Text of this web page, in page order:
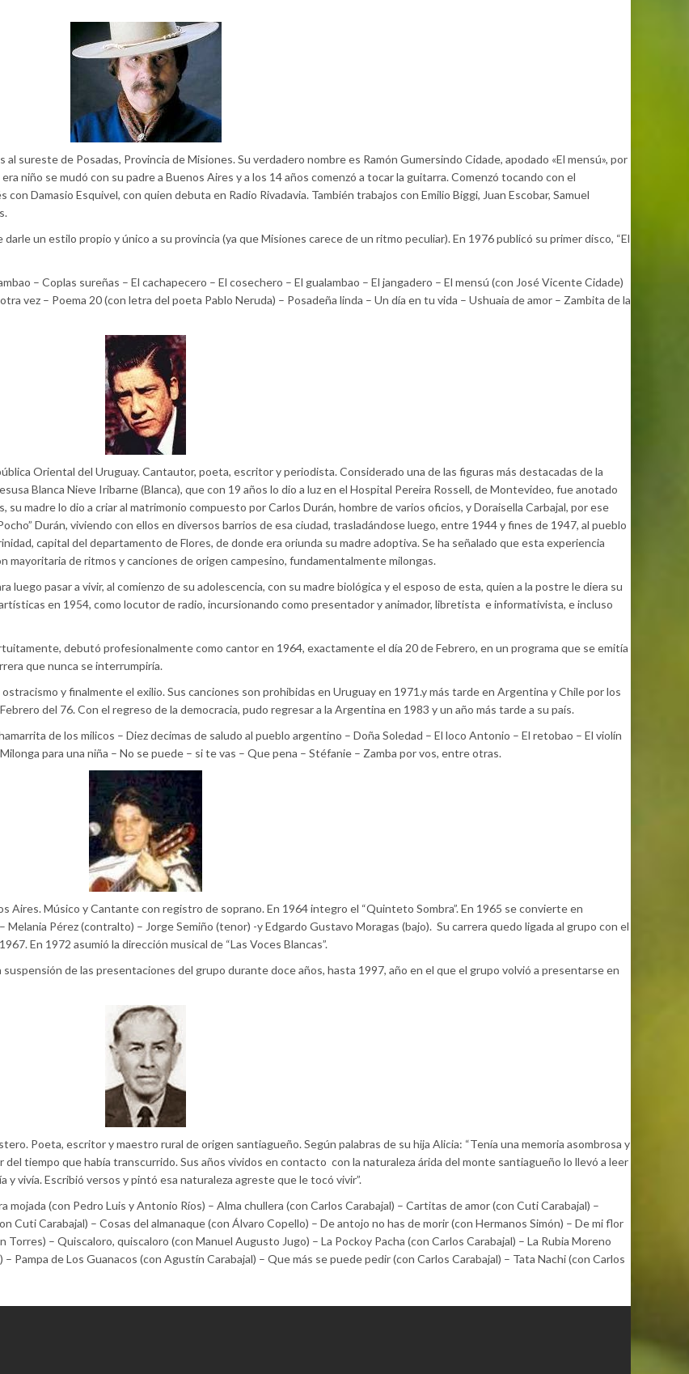
al sureste de Posadas, Provincia de Misiones. Su verdadero nombre es Ramón Gumersindo Cidade, apodado «El mensú», por
niño se mudó con su padre a Buenos Aires y a los 14 años comenzó a tocar la guitarra. Comenzó tocando con el
Damasio Esquivel, con quien debuta en Radio Rivadavia. También trabajos con Emilio Biggi, Juan Escobar, Samuel
un estilo propio y único a su provincia (ya que Misiones carece de un ritmo peculiar). En 1976 publicó su primer disco, “El
– Coplas sureñas – El cachapecero – El cosechero – El gualambao – El jangadero – El mensú (con José Vicente Cidade)
vez – Poema 20 (con letra del poeta Pablo Neruda) – Posadeña linda – Un día en tu vida – Ushuaia de amor – Zambita de la
Oriental del Uruguay. Cantautor, poeta, escritor y periodista. Considerado una de las figuras más destacadas de la
Blanca Nieve Iribarne (Blanca), que con 19 años lo dio a luz en el Hospital Pereira Rossell, de Montevideo, fue anotado
madre lo dio a criar al matrimonio compuesto por Carlos Durán, hombre de varios oficios, y Doraisella Carbajal, por ese
Durán, viviendo con ellos en diversos barrios de esa ciudad, trasladándose luego, entre 1944 y fines de 1947, al pueblo
capital del departamento de Flores, de donde era oriunda su madre adoptiva. Se ha señalado que esta experiencia
de ritmos y canciones de origen campesino, fundamentalmente milongas.
pasar a vivir, al comienzo de su adolescencia, con su madre biológica y el esposo de esta, quien a la postre le diera su
en 1954, como locutor de radio, incursionando como presentador y animador, libretista e informativista, e incluso
debutó profesionalmente como cantor en 1964, exactamente el día 20 de Febrero, en un programa que se emitía
que nunca se interrumpiría.
y finalmente el exilio. Sus canciones son prohibidas en Uruguay en 1971.y más tarde en Argentina y Chile por los
del 76. Con el regreso de la democracia, pudo regresar a la Argentina en 1983 y un año más tarde a su país.
de los milicos – Diez decimas de saludo al pueblo argentino – Doña Soledad – El loco Antonio – El retobao – El violín
para una niña – No se puede – si te vas – Que pena – Stéfanie – Zamba por vos, entre otras.
Aires. Músico y Cantante con registro de soprano. En 1964 integro el “Quinteto Sombra”. En 1965 se convierte en
Melania Pérez (contralto) – Jorge Semiño (tenor) -y Edgardo Gustavo Moragas (bajo). Su carrera quedo ligada al grupo con el
En 1972 asumió la dirección musical de “Las Voces Blancas”.
de las presentaciones del grupo durante doce años, hasta 1997, año en el que el grupo volvió a presentarse en
Poeta, escritor y maestro rural de origen santiagueño. Según palabras de su hija Alicia: “Tenía una memoria asombrosa y
del tiempo que había transcurrido. Sus años vividos en contacto con la naturaleza árida del monte santiagueño lo llevó a leer
vivía. Escribió versos y pintó esa naturaleza agreste que le tocó vivir”.
mojada (con Pedro Luis y Antonio Ríos) – Alma chullera (con Carlos Carabajal) – Cartitas de amor (con Cuti Carabajal) –
Cuti Carabajal) – Cosas del almanaque (con Álvaro Copello) – De antojo no has de morir (con Hermanos Simón) – De mi flor
– Quiscaloro, quiscaloro (con Manuel Augusto Jugo) – La Pockoy Pacha (con Carlos Carabajal) – La Rubia Moreno
Pampa de Los Guanacos (con Agustín Carabajal) – Que más se puede pedir (con Carlos Carabajal) – Tata Nachi (con Carlos